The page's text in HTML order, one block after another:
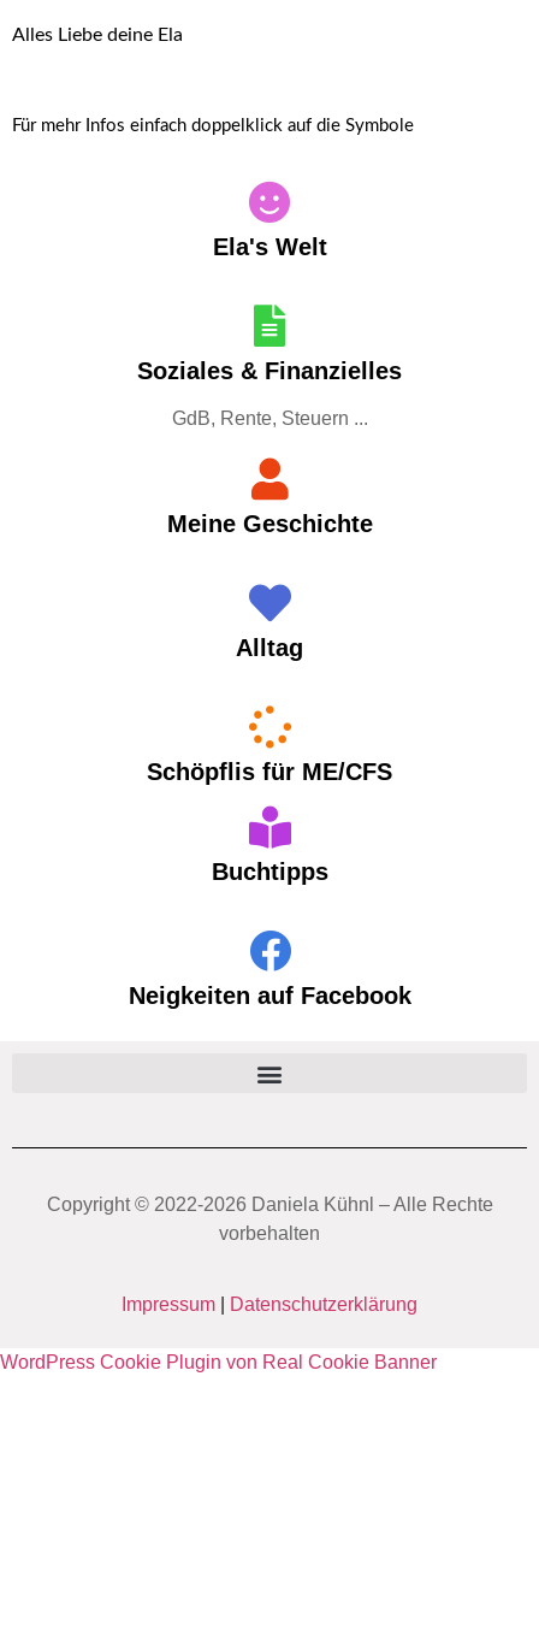
Alles Liebe deine Ela
Für mehr Infos einfach doppelklick auf die Symbole
Ela's Welt
Soziales & Finanzielles
GdB, Rente, Steuern ...
Meine Geschichte
Alltag
Schöpflis für ME/CFS
Buchtipps
Neigkeiten auf Facebook
Copyright ©️ 2022-2026 Daniela Kühnl – Alle Rechte
vorbehalten
Impressum Datenschutzerklärung
WordPress Cookie Plugin von Real Cookie Banner